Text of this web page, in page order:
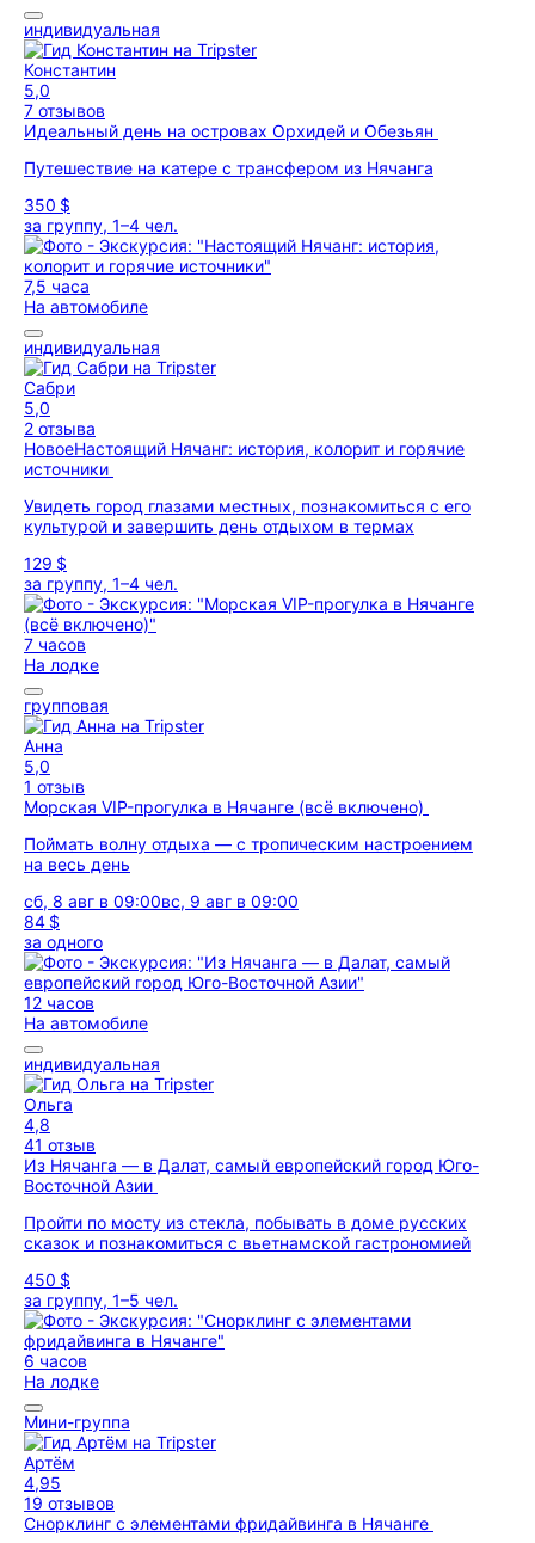
индивидуальная
Константин
5,0
7 отзывов
Идеальный день на островах Орхидей и Обезьян
Путешествие на катере с трансфером из Нячанга
350 $
за группу, 1–4 чел.
7,5 часа
На автомобиле
индивидуальная
Сабри
5,0
2 отзыва
НовоеНастоящий Нячанг: история, колорит и горячие
источники
Увидеть город глазами местных, познакомиться с его
культурой и завершить день отдыхом в термах
129 $
за группу, 1–4 чел.
7 часов
На лодке
групповая
Анна
5,0
1 отзыв
Морская VIP-прогулка в Нячанге (всё включено)
Поймать волну отдыха — с тропическим настроением
на весь день
сб, 8 авг в 09:00вс, 9 авг в 09:00
84 $
за одного
12 часов
На автомобиле
индивидуальная
Ольга
4,8
41 отзыв
Из Нячанга — в Далат, самый европейский город Юго-
Восточной Азии
Пройти по мосту из стекла, побывать в доме русских
сказок и познакомиться с вьетнамской гастрономией
450 $
за группу, 1–5 чел.
6 часов
На лодке
Мини-группа
Артём
4,95
19 отзывов
Снорклинг с элементами фридайвинга в Нячанге